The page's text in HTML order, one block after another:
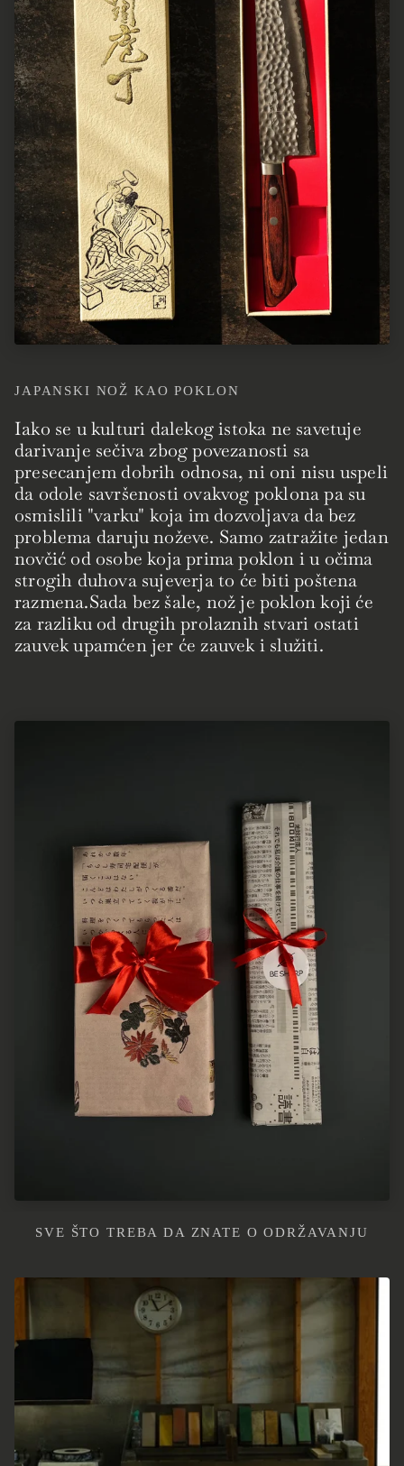
JAPANSKI NOŽ KAO POKLON
Iako se u kulturi dalekog istoka ne savetuje
darivanje sečiva zbog povezanosti sa
presecanjem dobrih odnosa, ni oni nisu uspeli
da odole savršenosti ovakvog poklona pa su
osmislili "varku" koja im dozvoljava da bez
problema daruju noževe. Samo zatražite jedan
novčić od osobe koja prima poklon i u očima
strogih duhova sujeverja to će biti poštena
razmena.Sada bez šale, nož je poklon koji će
za razliku od drugih prolaznih stvari ostati
zauvek upamćen jer će zauvek i služiti.
SVE ŠTO TREBA DA ZNATE O ODRŽAVANJU